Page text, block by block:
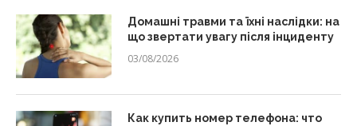
Домашні травми та їхні наслідки: на
що звертати увагу після інциденту
03/08/2026
Как купить номер телефона: что